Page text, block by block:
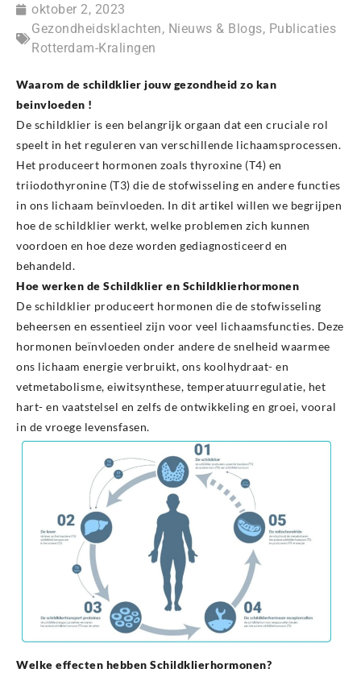
oktober 2, 2023
Gezondheidsklachten, Nieuws & Blogs, Publicaties
Rotterdam-Kralingen
Waarom de schildklier jouw gezondheid zo kan
beinvloeden !
De schildklier is een belangrijk orgaan dat een cruciale rol
speelt in het reguleren van verschillende lichaamsprocessen.
Het produceert hormonen zoals thyroxine (T4) en
triiodothyronine (T3) die de stofwisseling en andere functies
in ons lichaam beïnvloeden. In dit artikel willen we begrijpen
hoe de schildklier werkt, welke problemen zich kunnen
voordoen en hoe deze worden gediagnosticeerd en
behandeld.
Hoe werken de Schildklier en Schildklierhormonen
De schildklier produceert hormonen die de stofwisseling
beheersen en essentieel zijn voor veel lichaamsfuncties. Deze
hormonen beïnvloeden onder andere de snelheid waarmee
ons lichaam energie verbruikt, ons koolhydraat- en
vetmetabolisme, eiwitsynthese, temperatuurregulatie, het
hart- en vaatstelsel en zelfs de ontwikkeling en groei, vooral
in de vroege levensfasen.
Welke effecten hebben Schildklierhormonen?